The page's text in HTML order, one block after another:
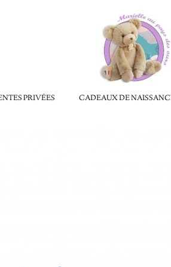
PRIVÉES CADEAUX DE